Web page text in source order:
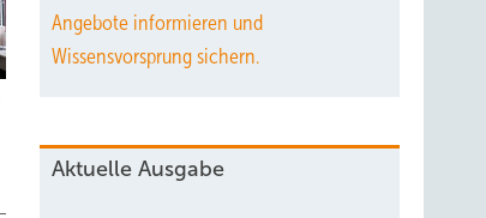
Angebote informieren und
Wissensvorsprung sichern.
Aktuelle Ausgabe